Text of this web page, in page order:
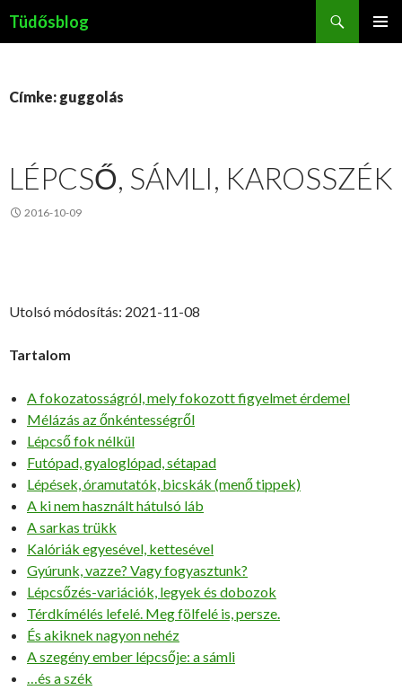
Tüdősblog
Címke: guggolás
LÉPCSŐ, SÁMLI, KAROSSZÉK
2016-10-09
Utolsó módosítás: 2021-11-08
Tartalom
A fokozatosságról, mely fokozott figyelmet érdemel
Mélázás az őnkéntességről
Lépcső fok nélkül
Futópad, gyaloglópad, sétapad
Lépések, óramutatók, bicskák (menő tippek)
A ki nem használt hátulsó láb
A sarkas trükk
Kalóriák egyesével, kettesével
Gyúrunk, vazze? Vagy fogyasztunk?
Lépcsőzés-variációk, legyek és dobozok
Térdkímélés lefelé. Meg fölfelé is, persze.
És akiknek nagyon nehéz
A szegény ember lépcsője: a sámli
…és a szék